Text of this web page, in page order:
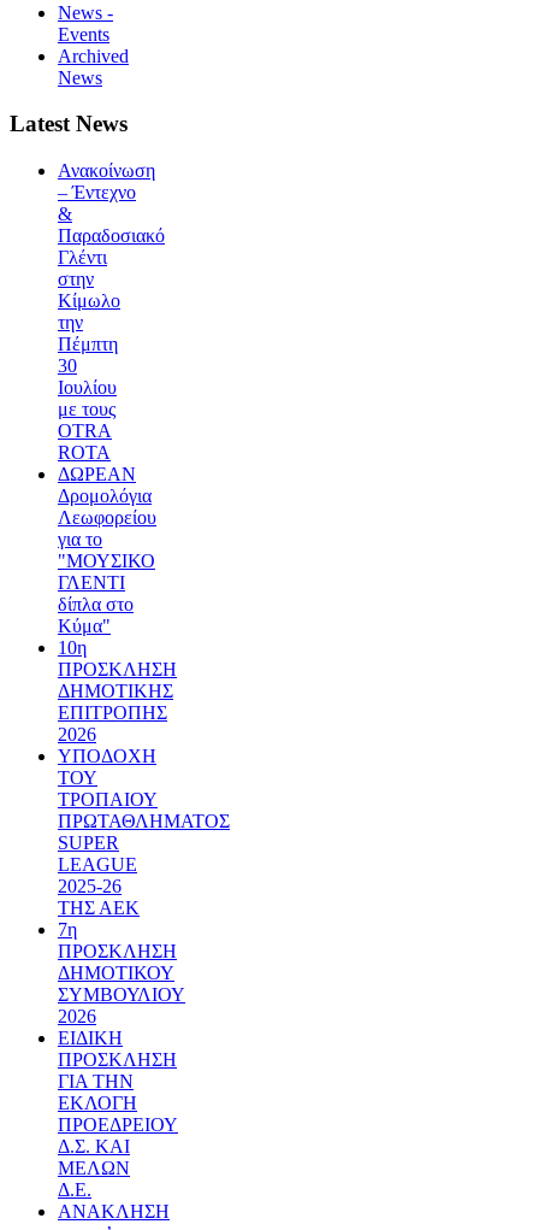
News -
Events
Archived
News
Latest News
Ανακοίνωση
– Έντεχνο
&
Παραδοσιακό
Γλέντι
στην
Κίμωλο
την
Πέμπτη
30
Ιουλίου
με τους
OTRA
ROTA
ΔΩΡΕΑΝ
Δρομολόγια
Λεωφορείου
για το
"ΜΟΥΣΙΚΟ
ΓΛΕΝΤΙ
δίπλα στο
Κύμα"
10η
ΠΡΟΣΚΛΗΣΗ
ΔΗΜΟΤΙΚΗΣ
ΕΠΙΤΡΟΠΗΣ
2026
ΥΠΟΔΟΧΗ
ΤΟΥ
ΤΡΟΠΑΙΟΥ
ΠΡΩΤΑΘΛΗΜΑΤΟΣ
SUPER
LEAGUE
2025-26
ΤΗΣ ΑΕΚ
7η
ΠΡΟΣΚΛΗΣΗ
ΔΗΜΟΤΙΚΟΥ
ΣΥΜΒΟΥΛΙΟΥ
2026
ΕΙΔΙΚΗ
ΠΡΟΣΚΛΗΣΗ
ΓΙΑ ΤΗΝ
ΕΚΛΟΓΗ
ΠΡΟΕΔΡΕΙΟΥ
Δ.Σ. ΚΑΙ
ΜΕΛΩΝ
Δ.Ε.
ΑΝΑΚΛΗΣΗ